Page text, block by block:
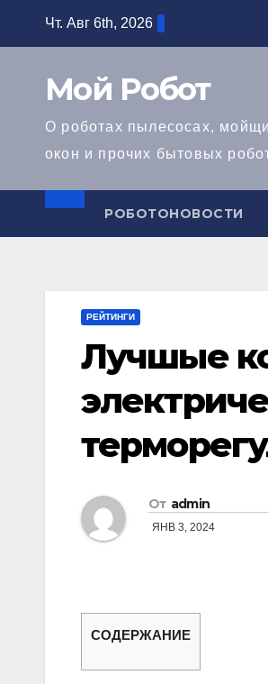
Чт. Авг 6th, 2026
Мой Робот
О роботах пылесосах,
окон и прочих бытовых
РОБОТОНОВОСТИ
РЕЙТИНГИ
Лучшые
От admin
ЯНВ 3, 2024
СОДЕРЖАНИЕ